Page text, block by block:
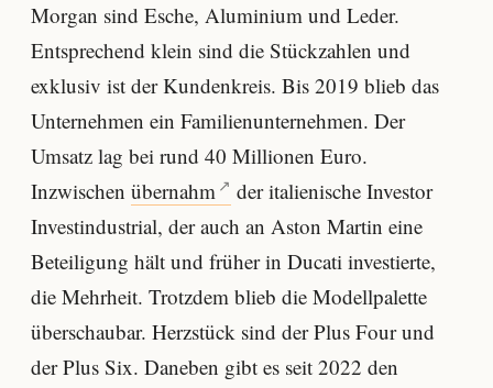
Morgan sind Esche, Aluminium und Leder.
Entsprechend klein sind die Stückzahlen und
exklusiv ist der Kundenkreis. Bis 2019 blieb das
Unternehmen ein Familienunternehmen. Der
Umsatz lag bei rund 40 Millionen Euro.
Inzwischen übernahm
der italienische Investor
Investindustrial, der auch an Aston Martin eine
Beteiligung hält und früher in Ducati investierte,
die Mehrheit. Trotzdem blieb die Modellpalette
überschaubar. Herzstück sind der Plus Four und
der Plus Six. Daneben gibt es seit 2022 den